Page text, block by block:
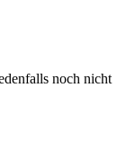
noch nicht